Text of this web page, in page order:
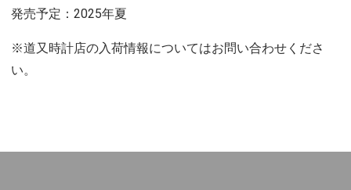
発売予定：2025年夏
※道又時計店の入荷情報についてはお問い合わせくださ
い。